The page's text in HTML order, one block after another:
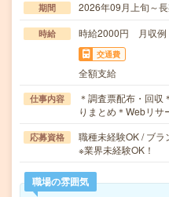
期間 2026年09月上旬～
時給 時給2000円 月収例
交通費
全額支給
仕事内容
＊調査票配布・回収
りまとめ＊Webリ
応募資格
職種未経験OK / ブ
※業界未経験OK！
職場の雰囲気